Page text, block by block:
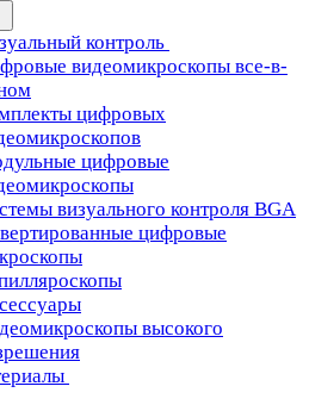
контроль
видеомикроскопы все-в-
цифровых
цифровые
визуального контроля BGA
цифровые
высокого